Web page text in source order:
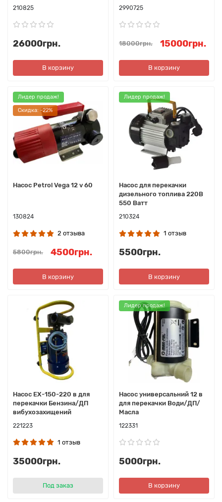
210825
26000грн.
В корзину
2990725
18000грн. 15000грн.
В корзину
Лидер продаж!
Cкидка: -22%
Насос Petrol Vega 12 v 60
130824
2 отзыва
5800грн. 4500грн.
В корзину
Лидер продаж!
Насос для перекачки
дизельного топлива 220В
550 Ватт
210324
1 отзыв
5500грн.
В корзину
Насос ЕХ-150-220 в для
перекачки Бензина/ДП
вибухозахищений
221223
1 отзыв
35000грн.
Под заказ
Лидер продаж!
Насос универсальний 12 в
для перекачки Води/ДП/
Масла
122331
5000грн.
В корзину